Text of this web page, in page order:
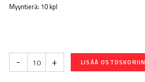
Myyntierä: 10 kpl
- + LISÄÄ OSTOSKORIIN